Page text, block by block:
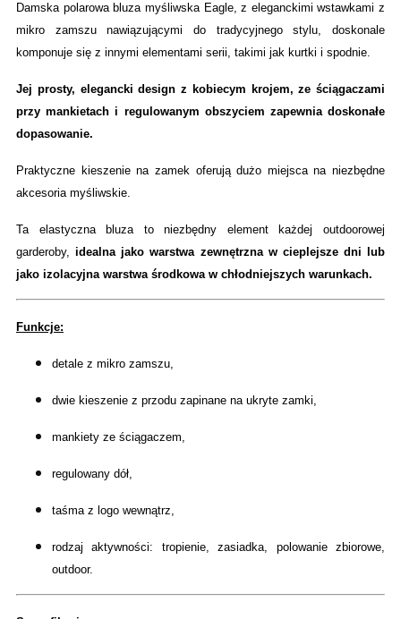
Damska polarowa bluza myśliwska Eagle, z eleganckimi wstawkami z
mikro zamszu nawiązującymi do tradycyjnego stylu, doskonale
komponuje się z innymi elementami serii, takimi jak kurtki i spodnie.
Jej prosty, elegancki design z kobiecym krojem, ze ściągaczami
przy mankietach i regulowanym obszyciem zapewnia doskonałe
dopasowanie.
Praktyczne kieszenie na zamek oferują dużo miejsca na niezbędne
akcesoria myśliwskie.
Ta elastyczna bluza to niezbędny element każdej outdoorowej
garderoby, idealna jako warstwa zewnętrzna w cieplejsze dni lub
jako izolacyjna warstwa środkowa w chłodniejszych warunkach.
Funkcje:
detale z mikro zamszu,
dwie kieszenie z przodu zapinane na ukryte zamki,
mankiety ze ściągaczem,
regulowany dół,
taśma z logo wewnątrz,
rodzaj aktywności: tropienie, zasiadka, polowanie zbiorowe,
outdoor.